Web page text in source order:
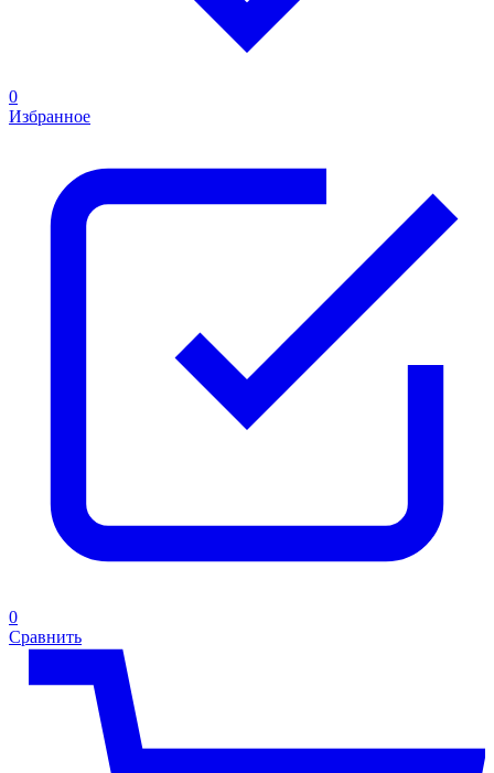
0
Избранное
0
Сравнить